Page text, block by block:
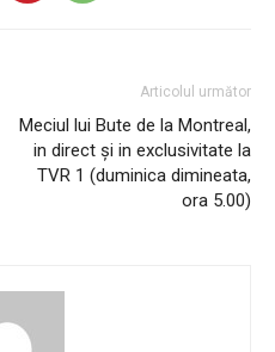
Articolul următor
Meciul lui Bute de la Montreal,
in direct şi in exclusivitate la
TVR 1 (duminica dimineata,
ora 5.00)